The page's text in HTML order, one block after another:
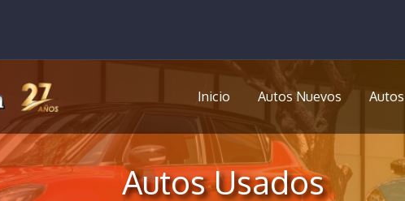
Inicio Autos Nuevos
Autos Usados